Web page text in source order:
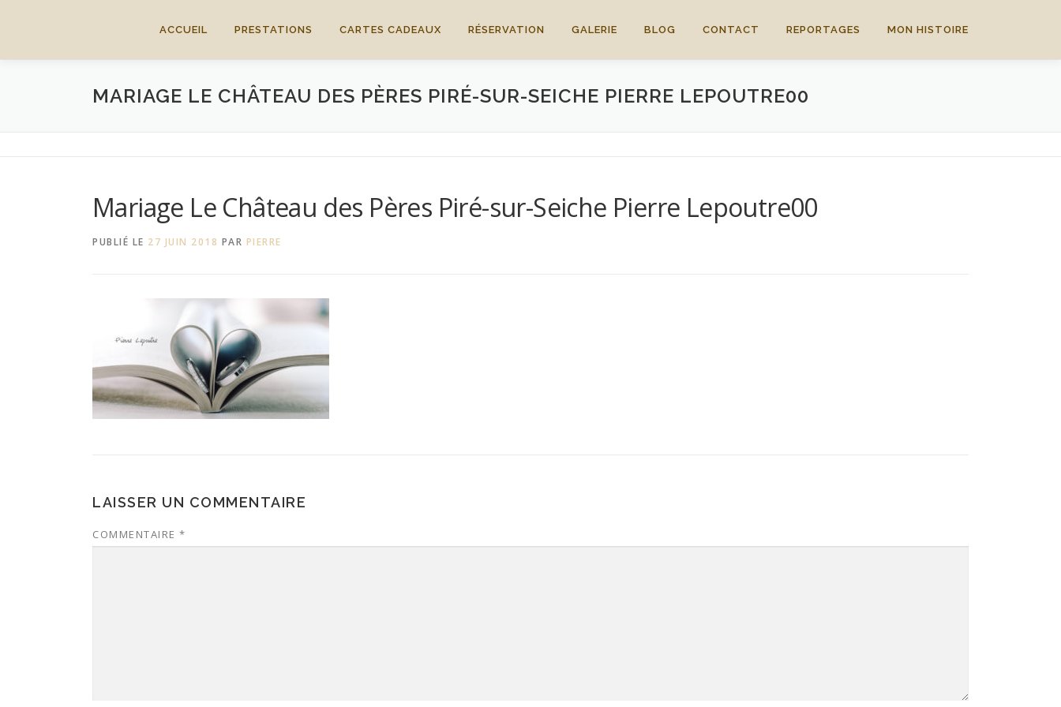
ACCUEIL PRESTATIONS CARTES CADEAUX RÉSERVATION GALERIE BLOG CONTACT REPORTAGES MON HISTOIRE
MARIAGE LE CHÂTEAU DES PÈRES PIRÉ-SUR-SEICHE PIERRE LEPOUTRE00
Mariage Le Château des Pères Piré-sur-Seiche Pierre Lepoutre00
PUBLIÉ LE 27 JUIN 2018 PAR PIERRE
LAISSER UN COMMENTAIRE
COMMENTAIRE *